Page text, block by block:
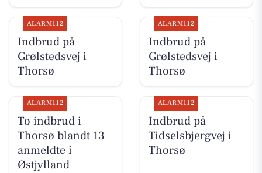
ALARM112
Indbrud på
Grølstedsvej i
Thorsø
ALARM112
Indbrud på
Grølstedsvej i
Thorsø
ALARM112
To indbrud i
Thorsø blandt 13
anmeldte i
Østjylland
ALARM112
Indbrud på
Tidselsbjergvej i
Thorsø